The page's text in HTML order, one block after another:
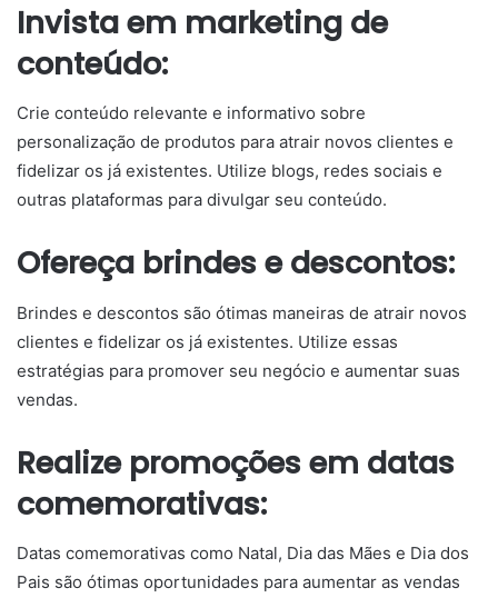
Invista em marketing de
conteúdo:
Crie conteúdo relevante e informativo sobre
personalização de produtos para atrair novos clientes e
fidelizar os já existentes. Utilize blogs, redes sociais e
outras plataformas para divulgar seu conteúdo.
Ofereça brindes e descontos:
Brindes e descontos são ótimas maneiras de atrair novos
clientes e fidelizar os já existentes. Utilize essas
estratégias para promover seu negócio e aumentar suas
vendas.
Realize promoções em datas
comemorativas:
Datas comemorativas como Natal, Dia das Mães e Dia dos
Pais são ótimas oportunidades para aumentar as vendas